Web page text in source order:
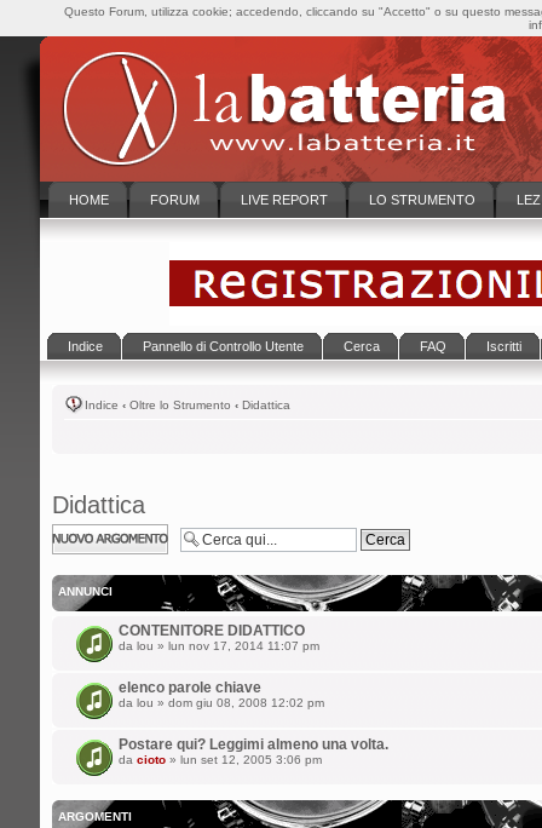
HOME FORUM LIVE REPORT LO STRUMENTO
Indice Pannello di Controllo Utente Cerca FAQ Iscritti
Indice ‹ Oltre lo Strumento ‹ Didattica
Didattica
Scrivi un nuovo
argomento
ANNUNCI
CONTENITORE DIDATTICO
da lou » lun nov 17, 2014 11:07 pm
elenco parole chiave
da lou » dom giu 08, 2008 12:02 pm
Postare qui? Leggimi almeno una volta.
da cioto » lun set 12, 2005 3:06 pm
ARGOMENTI
Questo Forum, utilizza cookie; accedendo, cliccando su "Accetto" o su questo